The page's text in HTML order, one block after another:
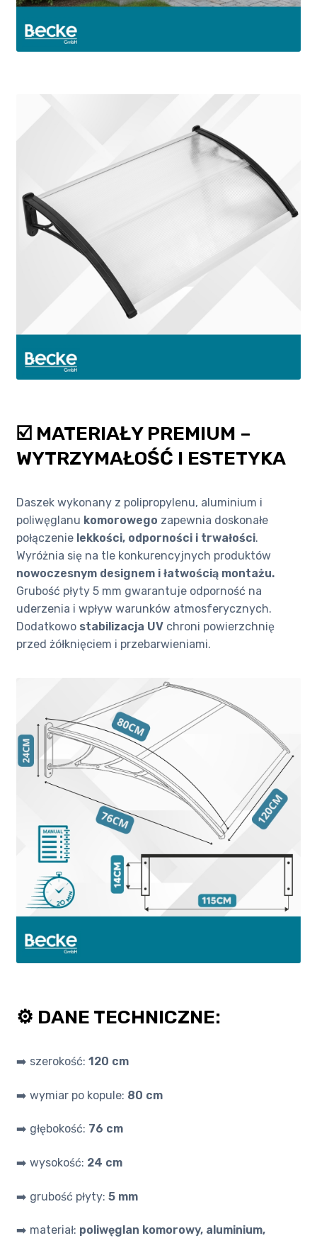
☑️ MATERIAŁY PREMIUM –
WYTRZYMAŁOŚĆ I ESTETYKA
Daszek wykonany z polipropylenu, aluminium i
poliwęglanu komorowego zapewnia doskonałe
połączenielekkości, odporności i trwałości.
Wyróżnia się na tle konkurencyjnych produktów
nowoczesnym designem i łatwością montażu.
Grubość płyty 5 mm gwarantuje odporność na
uderzenia i wpływ warunków atmosferycznych.
Dodatkowo stabilizacja UVchroni powierzchnię
przed żółknięciem i przebarwieniami.
⚙️ DANE TECHNICZNE:
➡️ szerokość: 120 cm
➡️ wymiar po kopule: 80 cm
➡️ głębokość: 76 cm
➡️ wysokość: 24 cm
➡️ grubość płyty: 5 mm
➡️ materiał: poliwęglan komorowy, aluminium,